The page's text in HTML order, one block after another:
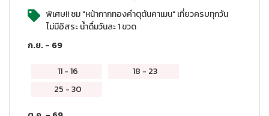
พิเศษ!! ชม "หน้ากากทองคำตุตันคาเมน" เที่ยวครบทุกวัน
ไม่มีอิสระ น้ำดื่มวันละ 1 ขวด
ก.ย. - 69
11-16 18 - 23
25 -30